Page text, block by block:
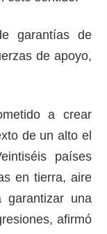
garantías de
de apoyo,
a crear
de un alto el
países
en tierra, aire
garantizar una
afirmó